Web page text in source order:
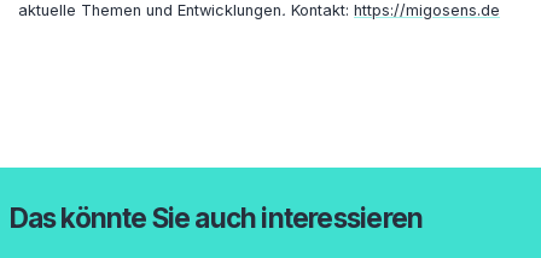
aktuelle Themen und Entwicklungen. Kontakt: https://migosens.de
Das könnte Sie auch interessieren